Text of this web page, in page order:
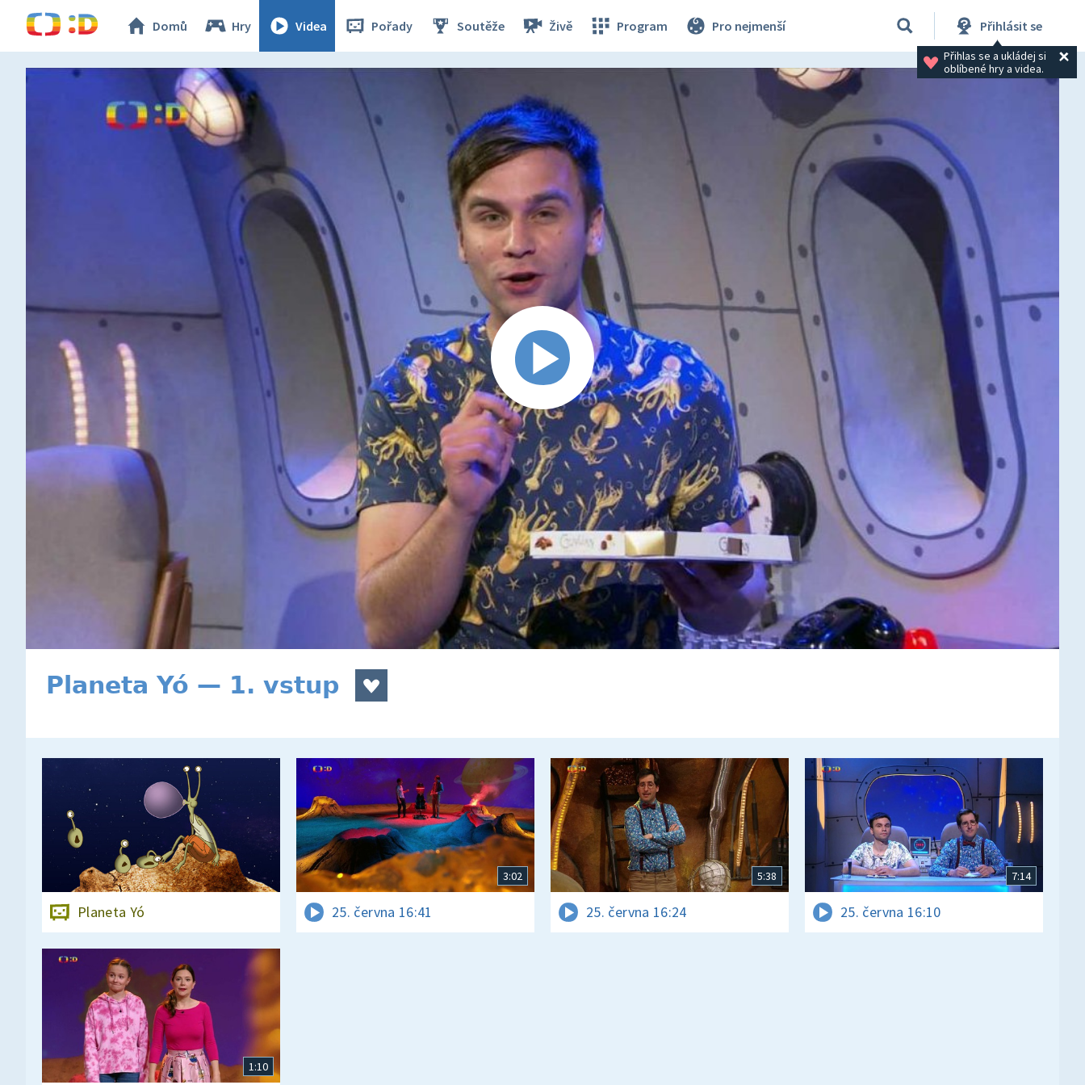
Domů Hry Videa Pořady Soutěže Živě Program Pro nejmenší Přihlásit se
Přihlas se a ukládej si
oblíbené hry a videa.
Planeta Yó — 1. vstup
Planeta Yó
3:02
25. června 16:41
5:38
25. června 16:24
7:14
25. června 16:10
1:10